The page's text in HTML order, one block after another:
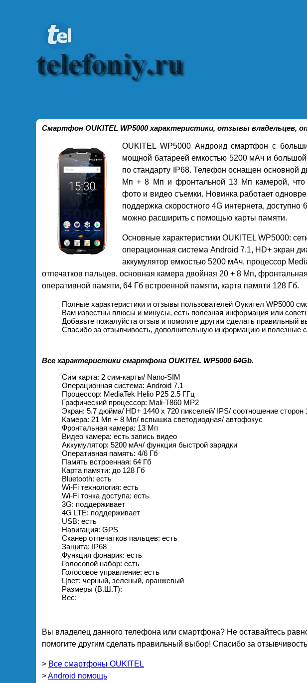
Смартфон OUKITEL WP5000 характеристики, отзывы владельцев,
OUKITEL WP5000 Андроид смартфон с
мощной батареей емкостью 5200 мАч и
по стандарту IP68. Телефон оснащен основной
Мп + 8 Мп и фронтальной 13 Мп камерой, что
фото и видео съемки. Новинка работает
поддержка скоростного 4G интернета,
можно расширить с помощью карты памяти.
Основные характеристики OUKITEL WP5000:
операционная система Android 7.1, HD+ экран
аккумулятор емкостью 5200 мАч, процессор
отпечатков пальцев, основная камера двойная 20 + 8 Мп,
оперативной памяти, 64 Гб встроенной памяти, карта памяти 128 Гб.
Полные характеристики и отзывы пользователей Оукител WP5000
Вам известны плюсы и минусы, есть полезная информация или
Добавьте пожалуйста отзыв и помогите другим сделать правильный
Спасибо за отзывчивость, дополнительную информацию и полезные
Все характеристики смартфона OUKITEL WP5000 64Gb.
Сим карта: 2 сим-карты/ Nano-SIM
Операционная система: Android 7.1
Процессор: MediaTek Helio Р25 2.5 ГГц
Графический процессор: Mali-T860 MP2
Экран: 5.7 дюйма/ HD+ 1440 х 720 пикселей/ IPS/ соотношение сторон
Камера: 21 Мп + 8 Мп/ вспышка светодиодная/ автофокус
Фронтальная камера: 13 Мп
Видео камера: есть запись видео
Аккумулятор: 5200 мАч/ функция быстрой зарядки
Оперативная память: 4/6 Гб
Память встроенная: 64 Гб
Карта памяти: до 128 Гб
Bluetooth: есть
Wi-Fi технология: есть
Wi-Fi точка доступа: есть
3G: поддерживает
4G LTE: поддерживает
USB: есть
Навигация: GPS
Сканер отпечатков пальцев: есть
Защита: IP68
Функция фонарик: есть
Голосовой набор: есть
Голосовое управление: есть
Цвет: черный, зеленый, оранжевый
Размеры (В.Ш.Т):
Вес:
Вы владелец данного телефона или смартфона? Не оставайтесь
помогите другим сделать правильный выбор! Спасибо за
> Все смартфоны OUKITEL
>Android помощь